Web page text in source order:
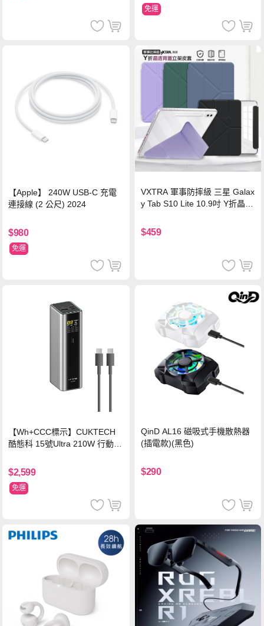
免運
【Apple】 240W USB-C 充電
連接線 (2 公尺) 2024
$980
免運
VXTRA 軍事防摔級 三星 Galax
y Tab S10 Lite 10.9吋 Y折晶透
$459
【Wh+CCC標示】CUKTECH
酷態科 15號Ultra 210W 行動電
$2,599
免運
QinD AL16 磁吸式手機散熱器
(插電款)(黑色)
$290